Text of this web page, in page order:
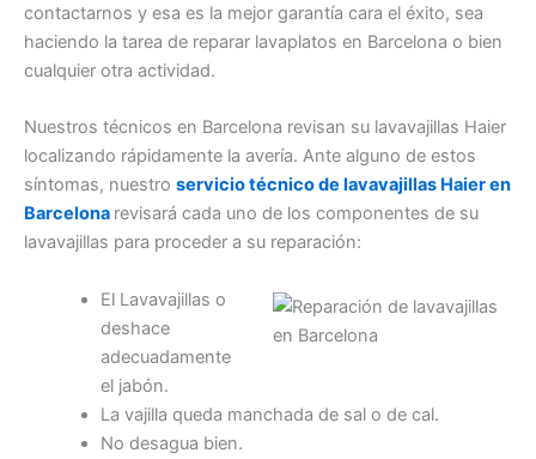
contactarnos y esa es la mejor garantía cara el éxito, sea
haciendo la tarea de reparar lavaplatos en Barcelona o bien
cualquier otra actividad.
Nuestros técnicos en Barcelona revisan su lavavajillas Haier
localizando rápidamente la avería. Ante alguno de estos
síntomas, nuestro servicio técnico de lavavajillas Haier en
Barcelona revisará cada uno de los componentes de su
lavavajillas para proceder a su reparación:
El Lavavajillas o
deshace
adecuadamente
el jabón.
La vajilla queda manchada de sal o de cal.
No desagua bien.